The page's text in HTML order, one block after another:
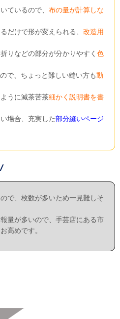
ているので、布の量が計算しな
だけで形が変えられる、改造用
りなどの部分が分かりやすく色
で、ちょっと難しい縫い方も動
うに滅茶苦茶細かく説明書を書
場合、充実した部分縫いページ
で、枚数が多いため一見難しそ
量が多いので、手芸店にある市
高めです。